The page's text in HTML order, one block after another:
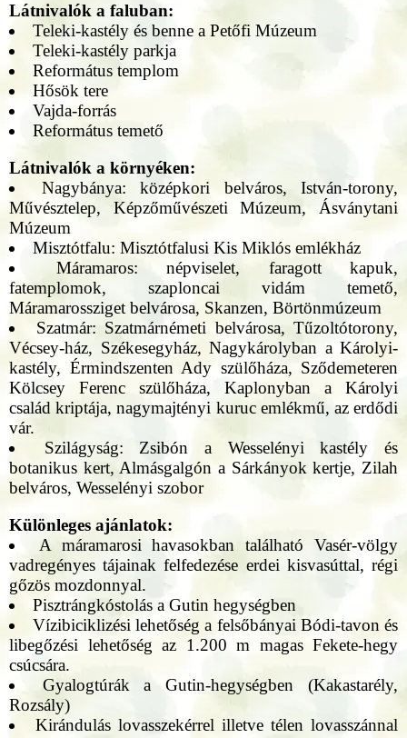
Látnivalók a faluban:
Teleki-kastély és benne a Petőfi Múzeum
Teleki-kastély parkja
Református templom
Hősök tere
Vajda-forrás
Református temető
Látnivalók a környéken:
Nagybánya: középkori belváros, István-torony,
Művésztelep, Képzőművészeti Múzeum, Ásványtani
Múzeum
Misztótfalu: Misztótfalusi Kis Miklós emlékház
Máramaros: népviselet, faragott kapuk,
fatemplomok, szaploncai vidám temető,
Máramarossziget belvárosa, Skanzen, Börtönmúzeum
Szatmár: Szatmárnémeti belvárosa, Tűzoltótorony,
Vécsey-ház, Székesegyház, Nagykárolyban a Károlyi-
kastély, Érmindszenten Ady szülőháza, Sződemeteren
Kölcsey Ferenc szülőháza, Kaplonyban a Károlyi
család kriptája, nagymajtényi kuruc emlékmű, az erdődi
vár.
Szilágyság: Zsibón a Wesselényi kastély és
botanikus kert, Almásgalgón a Sárkányok kertje, Zilah
belváros, Wesselényi szobor
Különleges ajánlatok:
A máramarosi havasokban található Vasér-völgy
vadregényes tájainak felfedezése erdei kisvasúttal, régi
gőzös mozdonnyal.
Pisztrángkóstolás a Gutin hegységben
Vízibiciklizési lehetőség a felsőbányai Bódi-tavon és
libegőzési lehetőség az 1.200 m magas Fekete-hegy
csúcsára.
Gyalogtúrák a Gutin-hegységben (Kakastarély,
Rozsály)
Kirándulás lovasszekérrel illetve télen lovasszánnal